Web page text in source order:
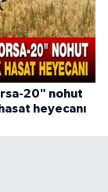
20" nohut
heyecanı